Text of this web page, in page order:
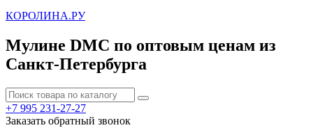
КОРОЛИНА.РУ
Мулине DMC по оптовым ценам из
Санкт-Петербурга
+7 995 231-27-27
Заказать обратный звонок